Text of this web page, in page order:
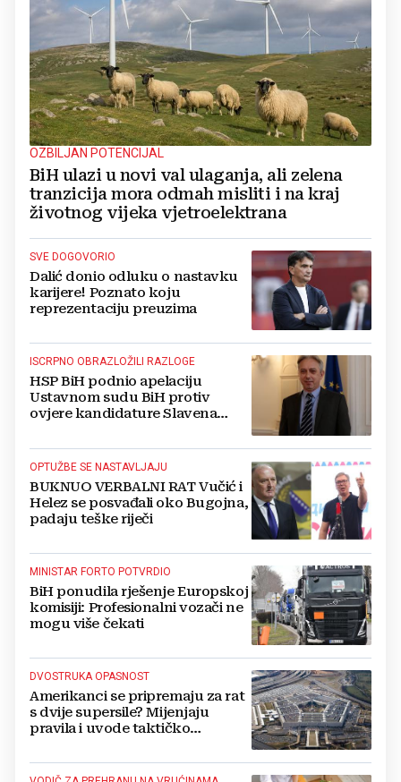
OZBILJAN POTENCIJAL
BiH ulazi u novi val ulaganja, ali zelena
tranzicija mora odmah misliti i na kraj
životnog vijeka vjetroelektrana
SVE DOGOVORIO
Dalić donio odluku o nastavku
karijere! Poznato koju
reprezentaciju preuzima
ISCRPNO OBRAZLOŽILI RAZLOGE
HSP BiH podnio apelaciju
Ustavnom sudu BiH protiv
ovjere kandidature Slavena
OPTUŽBE SE NASTAVLJAJU
BUKNUO VERBALNI RAT Vučić i
Helez se posvađali oko Bugojna,
padaju teške riječi
MINISTAR FORTO POTVRDIO
BiH ponudila rješenje Europskoj
komisiji: Profesionalni vozači ne
mogu više čekati
DVOSTRUKA OPASNOST
Amerikanci se pripremaju za rat
s dvije supersile? Mijenjaju
pravila i uvode taktičko